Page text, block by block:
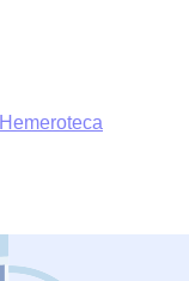
Hemeroteca